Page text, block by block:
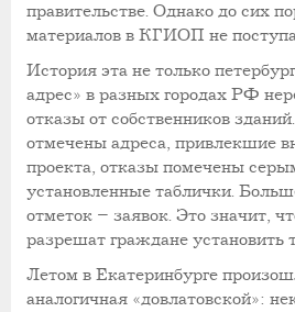
правительстве. Однако до сих
материалов в КГИОП не
История эта не только
адрес» в разных городах РФ
отказы от собственников
отмечены адреса, привлекшие
проекта, отказы помечены
установленные таблички.
отметок – заявок. Это значит,
разрешат граждане установить
Летом в Екатеринбурге
аналогичная «довлатовской»: